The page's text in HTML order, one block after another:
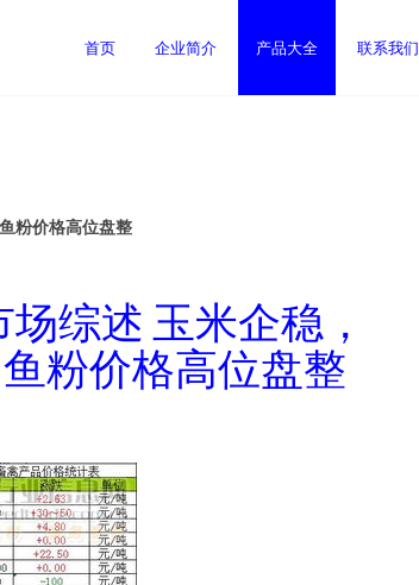
首页 企业简介 产品大全 联系我们
粉价格高位盘整
综述 玉米企稳，
粉价格高位盘整